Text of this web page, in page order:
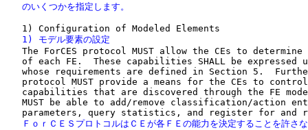
   のいくつかを指定します。
   1) モデル要素の設定
The ForCES protocol MUST allow the CEs to
of each FE.  These capabilities SHALL be expressed
whose requirements are defined in Section 5.
protocol MUST provide a means for the CEs to
capabilities that are discovered through the FE
MUST be able to add/remove classification/action
ＦｏｒＣＥＳプロトコルはＣＥが各ＦＥの能力を決定することを許さ